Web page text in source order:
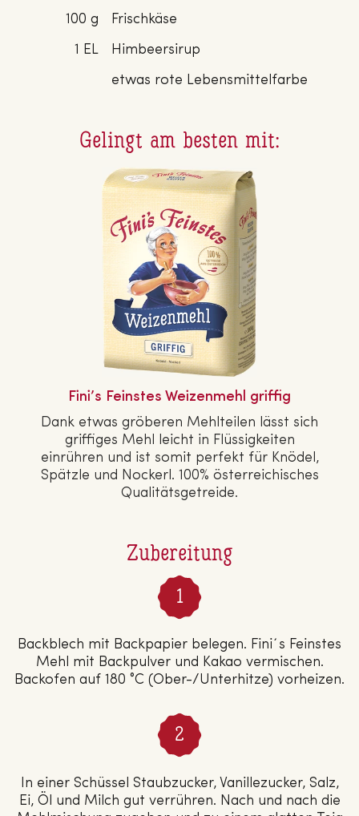
Zubereitung
Backblech mit Backpapier belegen. Fini´s Feinstes
Mehl mit Backpulver und Kakao vermischen.
Backofen auf 180 °C (Ober-/Unterhitze) vorheizen.
In einer Schüssel Staubzucker, Vanillezucker, Salz,
Ei, Öl und Milch gut verrühren. Nach und nach die
100 g
Frischkäse
1 EL
Himbeersirup
etwas rote Lebensmittelfarbe
Gelingt am besten mit:
Fini’s Feinstes Wei­zen­mehl griffig
Dank etwas gröberen Mehl­tei­len lässt sich
griffiges Mehl leicht in Flüs­sig­kei­ten
einrühren und ist somit perfekt für Knödel,
Spätzle und Nockerl. 100% ös­ter­rei­chi­sches
Qua­li­täts­ge­trei­de.